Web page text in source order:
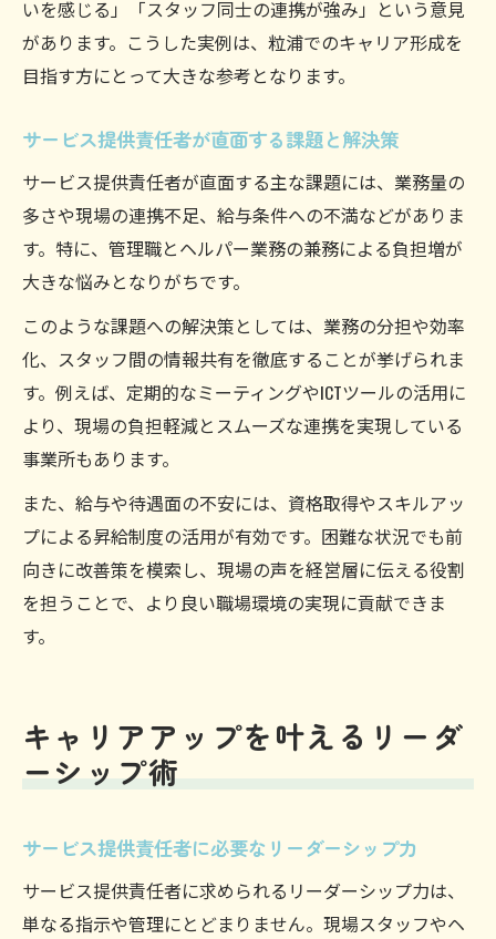
いを感じる」「スタッフ同士の連携が強み」という意見
があります。こうした実例は、粒浦でのキャリア形成を
目指す方にとって大きな参考となります。
サービス提供責任者が直面する課題と解決策
サービス提供責任者が直面する主な課題には、業務量の
多さや現場の連携不足、給与条件への不満などがありま
す。特に、管理職とヘルパー業務の兼務による負担増が
大きな悩みとなりがちです。
このような課題への解決策としては、業務の分担や効率
化、スタッフ間の情報共有を徹底することが挙げられま
す。例えば、定期的なミーティングやICTツールの活用に
より、現場の負担軽減とスムーズな連携を実現している
事業所もあります。
また、給与や待遇面の不安には、資格取得やスキルアッ
プによる昇給制度の活用が有効です。困難な状況でも前
向きに改善策を模索し、現場の声を経営層に伝える役割
を担うことで、より良い職場環境の実現に貢献できま
す。
キャリアアップを叶えるリーダ
ーシップ術
サービス提供責任者に必要なリーダーシップ力
サービス提供責任者に求められるリーダーシップ力は、
単なる指示や管理にとどまりません。現場スタッフやヘ